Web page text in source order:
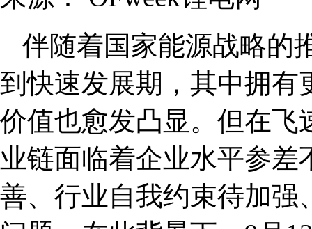
伴随着国家能源战略的
到快速发展期，其中拥有
价值也愈发凸显。但在飞
业链面临着企业水平参
善、行业自我约束待加强